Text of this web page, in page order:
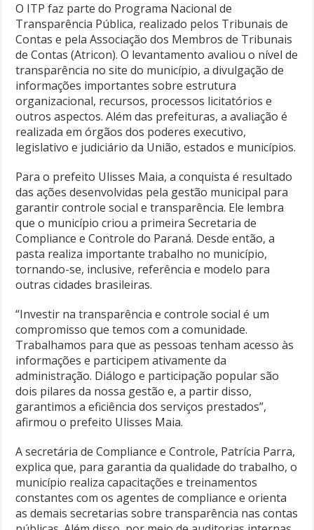
O ITP faz parte do Programa Nacional de
Transparência Pública, realizado pelos Tribunais de
Contas e pela Associação dos Membros de Tribunais
de Contas (Atricon). O levantamento avaliou o nível de
transparência no site do município, a divulgação de
informações importantes sobre estrutura
organizacional, recursos, processos licitatórios e
outros aspectos. Além das prefeituras, a avaliação é
realizada em órgãos dos poderes executivo,
legislativo e judiciário da União, estados e municípios.
Para o prefeito Ulisses Maia, a conquista é resultado
das ações desenvolvidas pela gestão municipal para
garantir controle social e transparência. Ele lembra
que o município criou a primeira Secretaria de
Compliance e Controle do Paraná. Desde então, a
pasta realiza importante trabalho no município,
tornando-se, inclusive, referência e modelo para
outras cidades brasileiras.
“Investir na transparência e controle social é um
compromisso que temos com a comunidade.
Trabalhamos para que as pessoas tenham acesso às
informações e participem ativamente da
administração. Diálogo e participação popular são
dois pilares da nossa gestão e, a partir disso,
garantimos a eficiência dos serviços prestados”,
afirmou o prefeito Ulisses Maia.
A secretária de Compliance e Controle, Patrícia Parra,
explica que, para garantia da qualidade do trabalho, o
município realiza capacitações e treinamentos
constantes com os agentes de compliance e orienta
as demais secretarias sobre transparência nas contas